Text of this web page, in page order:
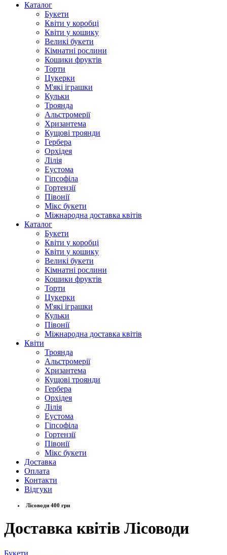
Каталог
Букети
Квіти у коробці
Квіти у кошику
Великі букети
Кімнатні рослини
Кошики фруктів
Торти
Цукерки
М'які іграшки
Кульки
Троянда
Альстромерії
Хризантема
Кущові троянди
Гербера
Орхідея
Лілія
Еустома
Гіпсофіла
Гортензії
Півонії
Мікс букети
Міжнародна доставка квітів
Каталог
Букети
Квіти у коробці
Квіти у кошику
Великі букети
Кімнатні рослини
Кошики фруктів
Торти
Цукерки
М'які іграшки
Кульки
Півонії
Міжнародна доставка квітів
Квіти
Троянда
Альстромерії
Хризантема
Кущові троянди
Гербера
Орхідея
Лілія
Еустома
Гіпсофіла
Гортензії
Півонії
Мікс букети
Доставка
Оплата
Контакти
Відгуки
Лісоводи 400 грн
Доставка квітів Лісоводи
Букети